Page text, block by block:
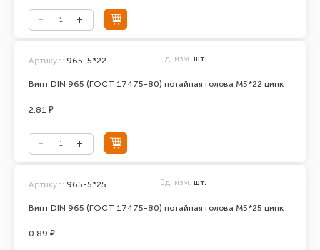
Винт DIN 965 (ГОСТ 17475-80) потайная голова М5*22 цинк
Артикул: 965-5*22 Ед. изм. шт.
2.81 ₽
Винт DIN 965 (ГОСТ 17475-80) потайная голова М5*25 цинк
Артикул: 965-5*25 Ед. изм. шт.
0.89 ₽